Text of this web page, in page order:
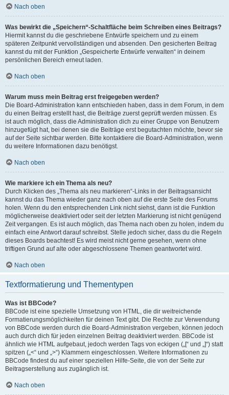
Nach oben
Was bewirkt die „Speichern“-Schaltfläche beim Schreiben eines Beitrags?
Hiermit kannst du die geschriebene Entwürfe speichern und zu einem
späteren Zeitpunkt vervollständigen und absenden. Den gesicherten Beitrag
kannst du mit der Funktion „Gespeicherte Entwürfe verwalten“ in deinem
persönlichen Bereich erneut laden.
Nach oben
Warum muss mein Beitrag erst freigegeben werden?
Die Board-Administration kann entschieden haben, dass in dem Forum, in dem
du einen Beitrag erstellt hast, die Beiträge zuerst geprüft werden müssen. Es
ist auch möglich, dass die Administration dich zu einer Gruppe von Benutzern
hinzugefügt hat, bei denen sie die Beiträge erst begutachten möchte, bevor sie
auf der Seite sichtbar werden. Bitte kontaktiere die Board-Administration, wenn
du weitere Informationen dazu benötigst.
Nach oben
Wie markiere ich ein Thema als neu?
Durch Klicken des „Thema als neu markieren“-Links in der Beitragsansicht
kannst du das Thema wieder ganz nach oben auf die erste Seite des Forums
holen. Wenn du den entsprechenden Link nicht siehst, dann ist die Funktion
möglicherweise deaktiviert oder seit der letzten Markierung ist nicht genügend
Zeit vergangen. Es ist auch möglich, das Thema nach oben zu holen, indem du
einfach eine Antwort darauf schreibst. Stelle jedoch sicher, dass du die Regeln
dieses Boards beachtest! Es wird meist nicht gerne gesehen, wenn ohne
triftigen Grund auf alte oder abgeschlossene Themen geantwortet wird.
Nach oben
Textformatierung und Thementypen
Was ist BBCode?
BBCode ist eine spezielle Umsetzung von HTML, die dir weitreichende
Formatierungsmöglichkeiten für deinen Text gibt. Die Rechte zur Verwendung
von BBCode werden durch die Board-Administration vergeben, können jedoch
auch durch dich für jeden einzelnen Beitrag deaktiviert werden. BBCode ist
ähnlich wie HTML aufgebaut, jedoch werden Tags von eckigen („[“ und „]“) statt
spitzen („<“ und „>“) Klammern eingeschlossen. Weitere Informationen zu
BBCode findest du auf einer speziellen Hilfe-Seite, die von der Seite zur
Beitragserstellung aus zugänglich ist.
Nach oben